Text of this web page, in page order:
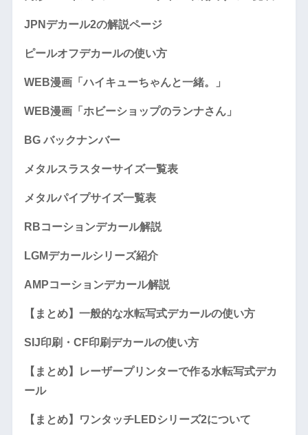
JPNデカール2の解説ページ
ピールオフデカールの使い方
WEB漫画「ハイキューちゃんと一緒。」
WEB漫画「ホビーショップのランナさん」
BG バックナンバー
メタルスラスターサイズ一覧表
メタルパイプサイズ一覧表
RBコーションデカール解説
LGMデカールシリーズ紹介
AMPコーションデカール解説
【まとめ】一般的な水転写式デカールの使い方
SIJ印刷・CF印刷デカールの使い方
【まとめ】レーザープリンターで作る水転写式デカ
ール
【まとめ】ワンタッチLEDシリーズ2について